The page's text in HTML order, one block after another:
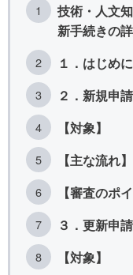
技術・人文
新手続きの
１．はじめに
２．新規申
【対象】
【主な流れ】
【審査のポ
３．更新申
【対象】